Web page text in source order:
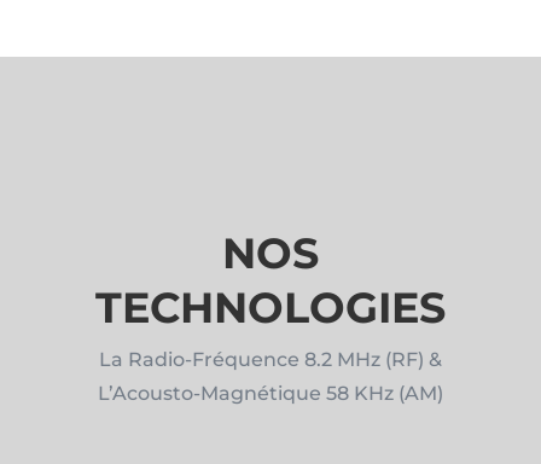
NOS
TECHNOLOGIES
La Radio-Fréquence 8.2 MHz (RF) &
L’Acousto-Magnétique 58 KHz (AM)